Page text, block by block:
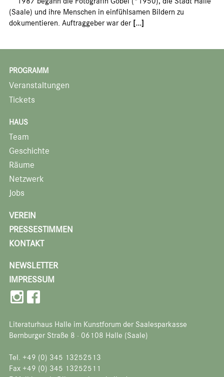
(Saale) und ihre Menschen in einfühlsamen Bildern zu
dokumentieren. Auftraggeber war der [...]
PROGRAMM
Veranstaltungen
Tickets
HAUS
Team
Geschichte
Räume
Netzwerk
Jobs
VEREIN
PRESSESTIMMEN
KONTAKT
NEWSLETTER
IMPRESSUM
Literaturhaus Halle im Kunstforum der Saalesparkasse
Bernburger Straße 8 · 06108 Halle (Saale)
Tel. +49 (0) 345 13252513
Fax +49 (0) 345 13252511